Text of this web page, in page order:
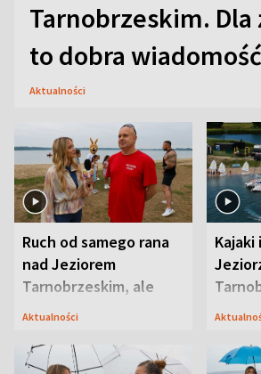
Tarnobrzeskim. Dla
to dobra wiadomość
Aktualności
Ruch od samego rana
nad Jeziorem
Tarnobrzeskim, ale
ważna jest jedna
Aktualności
Kajaki